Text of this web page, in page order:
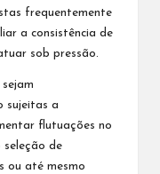
frequentemente
a consistência de
sob pressão.
sujeitas a
flutuações no
seleção de
ou até mesmo